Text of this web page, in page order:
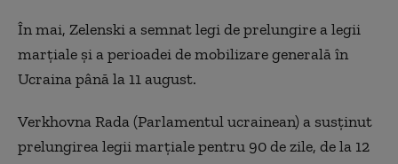
În mai, Zelenski a semnat legi de prelungire a legii
marțiale și a perioadei de mobilizare generală în
Ucraina până la 11 august.
Verkhovna Rada (Parlamentul ucrainean) a susținut
prelungirea legii marțiale pentru 90 de zile, de la 12